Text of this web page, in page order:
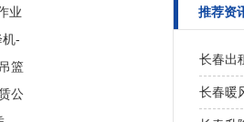
业
-
篮
公
推荐资
长春出
长春暖